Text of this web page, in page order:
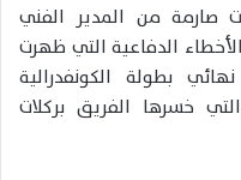
صارمة من المدير الفني
الدفاعية التي ظهرت
بطولة الكونفدرالية
خسرها الفريق بركلات